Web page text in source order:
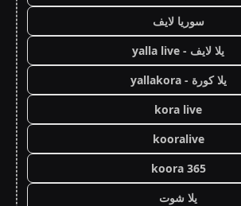
سوريا لايف
يلا لايف - yalla live
يلا كورة - yallakora
kora live
kooralive
koora 365
يلا شوت